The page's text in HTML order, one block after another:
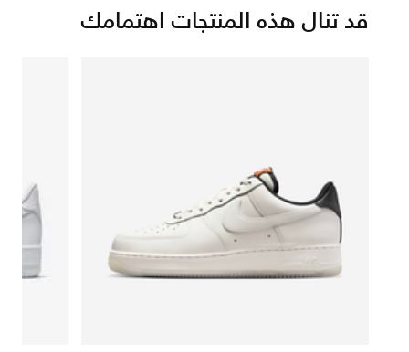
قد تنال هذه المنتجات اهتمامك